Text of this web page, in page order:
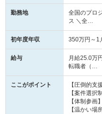
勤務地
全国のプロ
ス ＼全…
初年度年収 350万円～
給与
月給25.0万
転職者（…
ここがポイント
【圧倒的支
【案件選択
【体制参画
【温かい場